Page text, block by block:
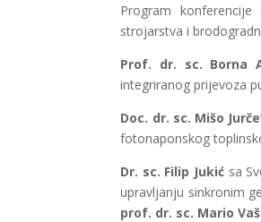
Program
strojarstva i
Prof. dr. sc. Borna
integriranog prijevoza
Doc. dr. sc. Mišo
fotonaponskog
Dr. sc. Filip Jukić sa
upravljanju sinkronim
prof. dr. sc. Mario